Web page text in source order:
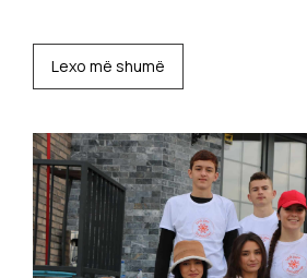
Lexo më shumë